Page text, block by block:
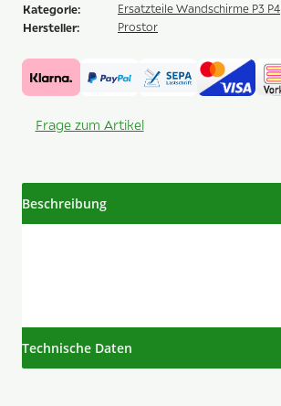
Kategorie: Ersatzteile Wandschirme P3 P4
Hersteller: Prostor
Frage zum Artikel
Beschreibung
Technische Daten